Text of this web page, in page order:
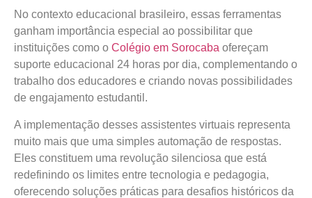
No contexto educacional brasileiro, essas ferramentas
ganham importância especial ao possibilitar que
instituições como o Colégio em Sorocaba ofereçam
suporte educacional 24 horas por dia, complementando o
trabalho dos educadores e criando novas possibilidades
de engajamento estudantil.
A implementação desses assistentes virtuais representa
muito mais que uma simples automação de respostas.
Eles constituem uma revolução silenciosa que está
redefinindo os limites entre tecnologia e pedagogia,
oferecendo soluções práticas para desafios históricos da